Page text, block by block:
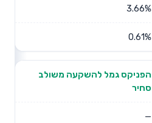
3.66%
0.61%
הפניקס גמל להשקעה משולב
סחיר
—